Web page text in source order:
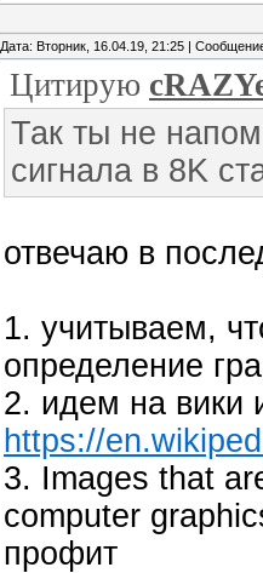
Дата: Вторник, 16.04.19, 21:25 |
Цитирую
Так ты не
сигнала в 8K
отвечаю в
1. учитываем,
определение
2. идем на вики
https://
3. Images that
computer
профит